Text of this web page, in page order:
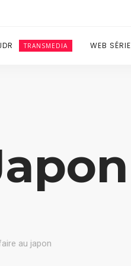
TRANSMEDIA WEB SÉRIE
au japon